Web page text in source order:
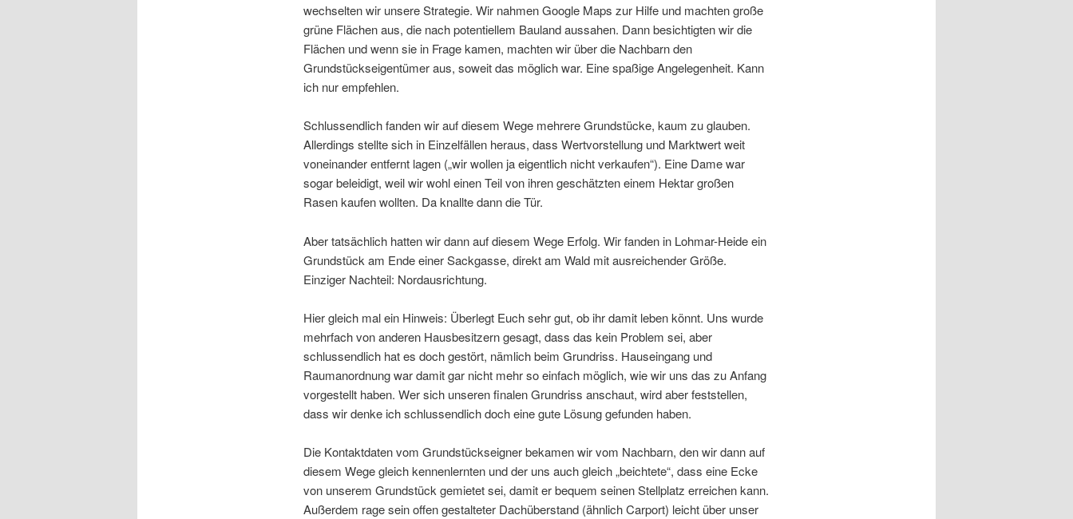
wechselten wir unsere Strategie. Wir nahmen Google Maps zur Hilfe und machten große
grüne Flächen aus, die nach potentiellem Bauland aussahen. Dann besichtigten wir die
Flächen und wenn sie in Frage kamen, machten wir über die Nachbarn den
Grundstückseigentümer aus, soweit das möglich war. Eine spaßige Angelegenheit. Kann
ich nur empfehlen.
Schlussendlich fanden wir auf diesem Wege mehrere Grundstücke, kaum zu glauben.
Allerdings stellte sich in Einzelfällen heraus, dass Wertvorstellung und Marktwert weit
voneinander entfernt lagen („wir wollen ja eigentlich nicht verkaufen“). Eine Dame war
sogar beleidigt, weil wir wohl einen Teil von ihren geschätzten einem Hektar großen
Rasen kaufen wollten. Da knallte dann die Tür.
Aber tatsächlich hatten wir dann auf diesem Wege Erfolg. Wir fanden in Lohmar-Heide ein
Grundstück am Ende einer Sackgasse, direkt am Wald mit ausreichender Größe.
Einziger Nachteil: Nordausrichtung.
Hier gleich mal ein Hinweis: Überlegt Euch sehr gut, ob ihr damit leben könnt. Uns wurde
mehrfach von anderen Hausbesitzern gesagt, dass das kein Problem sei, aber
schlussendlich hat es doch gestört, nämlich beim Grundriss. Hauseingang und
Raumanordnung war damit gar nicht mehr so einfach möglich, wie wir uns das zu Anfang
vorgestellt haben. Wer sich unseren finalen Grundriss anschaut, wird aber feststellen,
dass wir denke ich schlussendlich doch eine gute Lösung gefunden haben.
Die Kontaktdaten vom Grundstückseigner bekamen wir vom Nachbarn, den wir dann auf
diesem Wege gleich kennenlernten und der uns auch gleich „beichtete“, dass eine Ecke
von unserem Grundstück gemietet sei, damit er bequem seinen Stellplatz erreichen kann.
Außerdem rage sein offen gestalteter Dachüberstand (ähnlich Carport) leicht über unser